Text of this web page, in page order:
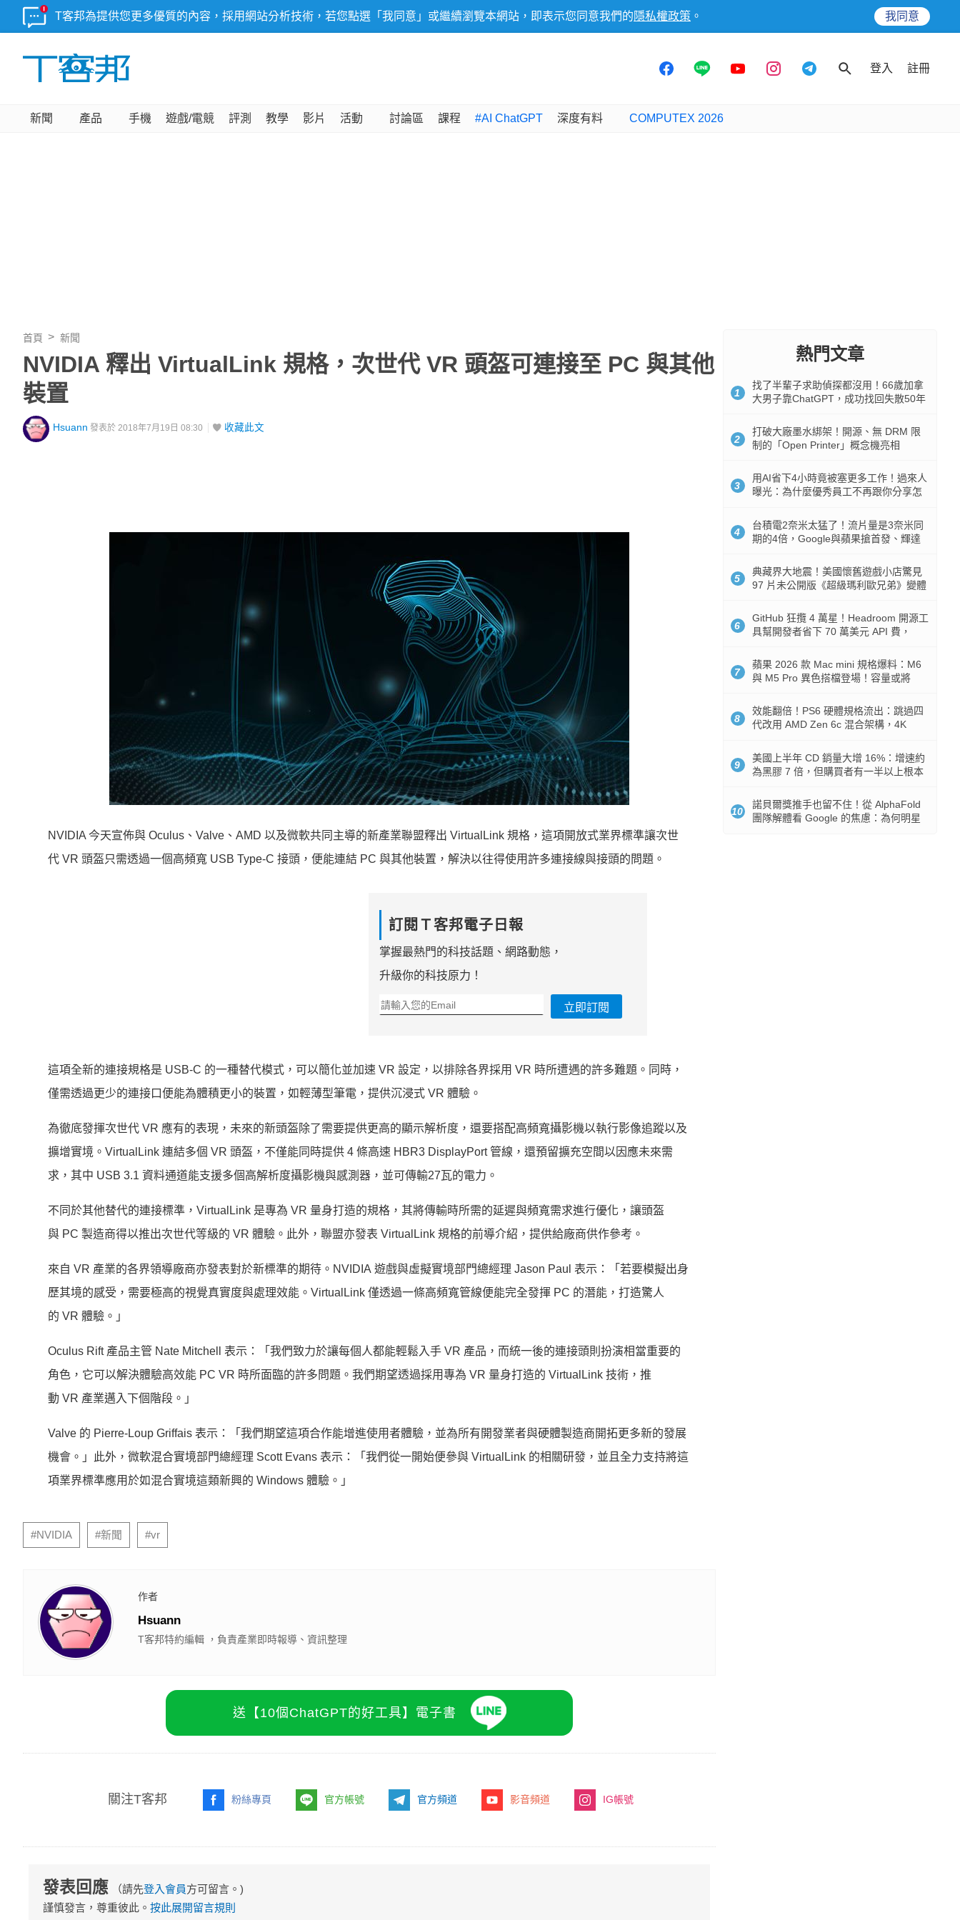
T客邦為提供您更多優質的內容，採用網站分析技術，若您點選「我同意」或繼續瀏覽本網站，即表示您同意我們的 隱私權政策 。 我同意
登入 註冊
新聞 產品 手機 遊戲/電競 評測 教學 影片 活動 討論區 課程 #AI ChatGPT 深度有料 COMPUTEX 2026
首頁 新聞
NVIDIA 釋出 VirtualLink 規格，次世代 VR 頭盔可連接至 PC 與其他
裝置
Hsuann 發表於 2018年7月19日 08:30 收藏此文
NVIDIA 今天宣佈與 Oculus、Valve、AMD 以及微軟共同主導的新產業聯盟釋出 VirtualLink 規格，這項開放式業界標準讓次世
代 VR 頭盔只需透過一個高頻寬 USB Type-C 接頭，便能連結 PC 與其他裝置，解決以往得使用許多連接線與接頭的問題。
訂閱Ｔ客邦電子日報
掌握最熱門的科技話題、網路動態，
升級你的科技原力！
立即訂閱
這項全新的連接規格是 USB-C 的一種替代模式，可以簡化並加速 VR 設定，以排除各界採用 VR 時所遭遇的許多難題。同時，
僅需透過更少的連接口便能為體積更小的裝置，如輕薄型筆電， 提供沉浸式 VR 體驗。
為徹底發揮次世代 VR 應有的表現，未來的新頭盔除了需要提供更高的顯示解析度， 還要搭配高頻寬攝影機以執行影像追蹤以及
擴增實境。Virtua lLink 連結多個 VR 頭盔，不僅能同時提供 4 條高速 HBR3 DisplayPort 管線，還預留擴充空間以因應未來需
求，其中 USB 3.1 資料通道能支援多個高解析度攝影機與感測器，並可傳輸27瓦的電力。
不同於其他替代的連接標準，VirtualLink 是專為 VR 量身打造的規格，其將傳輸時所需的延遲與頻寬需求進行優化， 讓頭盔
與 PC 製造商得以推出次世代等級的 VR 體驗。此外，聯盟亦發表 VirtualLink 規格的前導介紹，提供給廠商供作參考。
來自 VR 產業的各界領導廠商亦發表對於新標準的期待。NVIDIA 遊戲與虛擬實境部門總經理 Jason Paul 表示：「若要模擬出身
歷其境的感受， 需要極高的視覺真實度與處理效能。VirtualLink 僅透過一條高頻寬管線便能完全發揮 PC 的潛能，打造驚人
的 VR 體驗。」
Oculus Rift 產品主管 Nate Mitchell 表示：「我們致力於讓每個人都能輕鬆入手 VR 產品，而統一後的連接頭則扮演相當重要的
角色， 它可以解決體驗高效能 PC VR 時所面臨的許多問題。我們期望透過採用專為 VR 量身打造的 VirtualLink 技術，推
動 VR 產業邁入下個階段。」
Valve 的 Pierre-Loup Griffais 表示：「我們期望這項合作能增進使用者體驗， 並為所有開發業者與硬體製造商開拓更多新的發展
機會。」此外，微軟混合實境部門總經理 Scott Evans 表示：「我們從一開始便參與 VirtualLink 的相關研發， 並且全力支持將這
項業界標準應用於如混合實境這類新興的 Windows 體驗。」
#NVIDIA #新聞 #vr
作者
Hsuann
T客邦特約編輯 ，負責產業即時報導、資訊整理
送【10個ChatGPT的好工具】電子書
關注T客邦 粉絲專頁 官方帳號 官方頻道 影音頻道 IG帳號
發表回應 （請先登入會員方可留言。)
謹慎發言，尊重彼此。 按此展開留言規則
熱門文章
1
找了半輩子求助偵探都沒用！66歲加拿
大男子靠ChatGPT，成功找回失散50年
2
打破大廠墨水綁架！開源、無 DRM 限
制的「Open Printer」概念機亮相
3
用AI省下4小時竟被塞更多工作！過來人
曝光：為什麼優秀員工不再跟你分享怎
4
台積電2奈米太猛了！流片量是3奈米同
期的4倍，Google與蘋果搶首發、輝達
5
典藏界大地震！美國懷舊遊戲小店驚見
97 片未公開版《超級瑪利歐兄弟》變體
6
GitHub 狂攬 4 萬星！Headroom 開源工
具幫開發者省下 70 萬美元 API 費，
7
蘋果 2026 款 Mac mini 規格爆料：M6
與 M5 Pro 異色搭檔登場！容量或將
8
效能翻倍！PS6 硬體規格流出：跳過四
代改用 AMD Zen 6c 混合架構，4K
9
美國上半年 CD 銷量大增 16%：增速約
為黑膠 7 倍，但購買者有一半以上根本
10
諾貝爾獎推手也留不住！從 AlphaFold
團隊解體看 Google 的焦慮：為何明星